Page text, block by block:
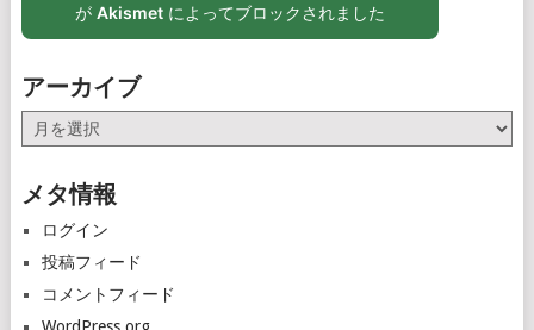
が Akismetによってブロックされました
アーカイブ
ー
イ
メタ情報
ログイン
投稿フィード
コメントフィード
WordPress.org